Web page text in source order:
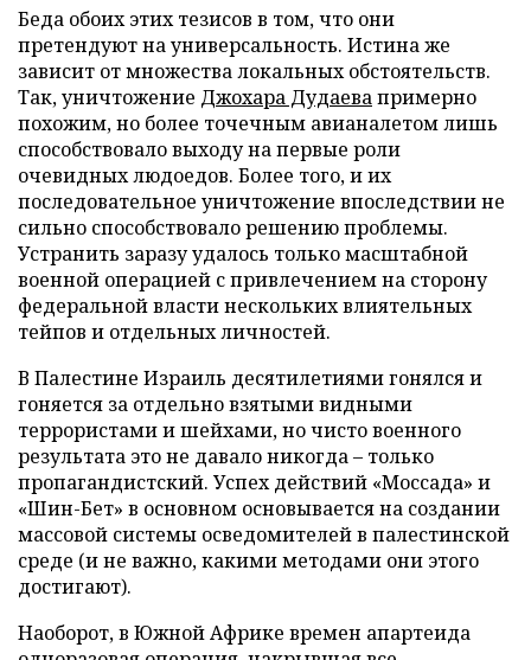
Беда обоих этих тезисов в том, что они
претендуют на универсальность. Истина же
зависит от множества локальных обстоятельств.
Так, уничтожение Джохара Дудаевапримерно
похожим, но более точечным авианалетом лишь
способствовало выходу на первые роли
очевидных людоедов. Более того, и их
последовательное уничтожение впоследствии не
сильно способствовало решению проблемы.
Устранить заразу удалось только масштабной
военной операцией с привлечением на сторону
федеральной власти нескольких влиятельных
тейпов и отдельных личностей.
В Палестине Израиль десятилетиями гонялся и
гоняется за отдельно взятыми видными
террористами и шейхами, но чисто военного
результата это не давало никогда – только
пропагандистский. Успех действий «Моссада» и
«Шин-Бет» в основном основывается на создании
массовой системы осведомителей в палестинской
среде (и не важно, какими методами они этого
достигают).
Наоборот, в Южной Африке времен апартеида